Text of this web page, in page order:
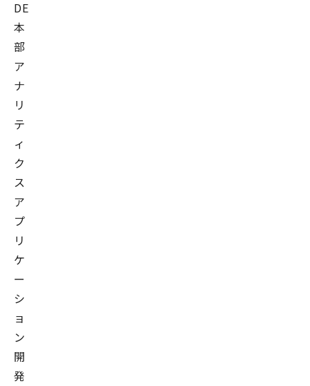
DE
本
部
ア
ナ
リ
テ
ィ
ク
ス
ア
プ
リ
ケ
ー
シ
ョ
ン
開
発